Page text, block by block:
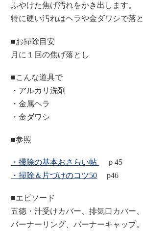
ふやけた焦げ汚れをかき出します。
特に硬い汚れはヘラや金ダワシで落
■お掃除目安
月に１回の焦げ落とし
■こんな道具で
・アルカリ洗剤
・金属ヘラ
・金ダワシ
■参照
・掃除の基本おさらい帖
ｐ45
・掃除＆片づけのコツ50 p46
■エピソード
五徳・汁受けカバー、排気口カバー、
バーナーリング、バーナーキャップ。